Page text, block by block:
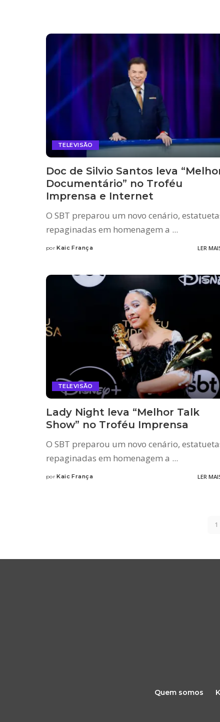
TELEVISÃO
Doc de Silvio Santos leva
Documentário” no Troféu
Imprensa e Internet
O SBT preparou um novo cenário,
repaginadas em homenagem a ...
Posted
por Kaic França LER
TELEVISÃO
Lady Night leva “Melhor Talk
Show” no Troféu Imprensa
O SBT preparou um novo cenário,
repaginadas em homenagem a ...
Posted
por Kaic França LER
1
Quem somos